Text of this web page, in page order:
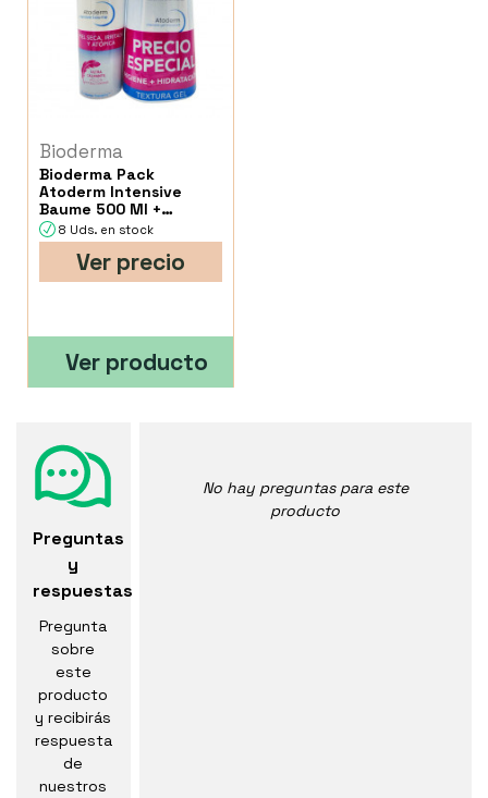
Bioderma
Bioderma Pack
Atoderm Intensive
Baume 500 Ml +
Atoderm Intensive Gel
8 Uds. en stock
Ver precio
Ver producto
Preguntas
y
respuestas
Pregunta
sobre
este
producto
y recibirás
respuesta
de
nuestros
No hay preguntas para este
producto